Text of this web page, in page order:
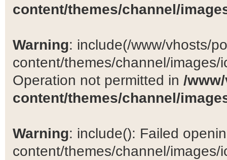
content/themes/channel/
Warning: include(/www/vhosts/
content/themes/channel/
Operation not permitted in /
content/themes/channel/
Warning: include(): Failed
content/themes/channel/images/